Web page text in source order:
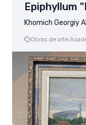
Epiphyllum
Khomich Georgiy
Obras de arte,